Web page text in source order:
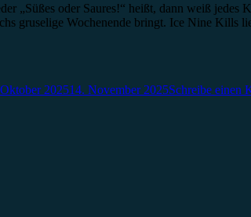
„Süßes oder Saures!“ heißt, dann weiß
gruselige Wochenende bringt. Ice Nine Kills
202514. November 2025Schreibe einen